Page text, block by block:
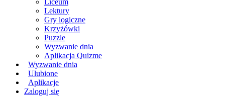
Lektury
Gry logiczne
Krzyżówki
Puzzle
Wyzwanie dnia
Aplikacja Quizme
Wyzwanie dnia
Ulubione
Aplikacje
Zaloguj się